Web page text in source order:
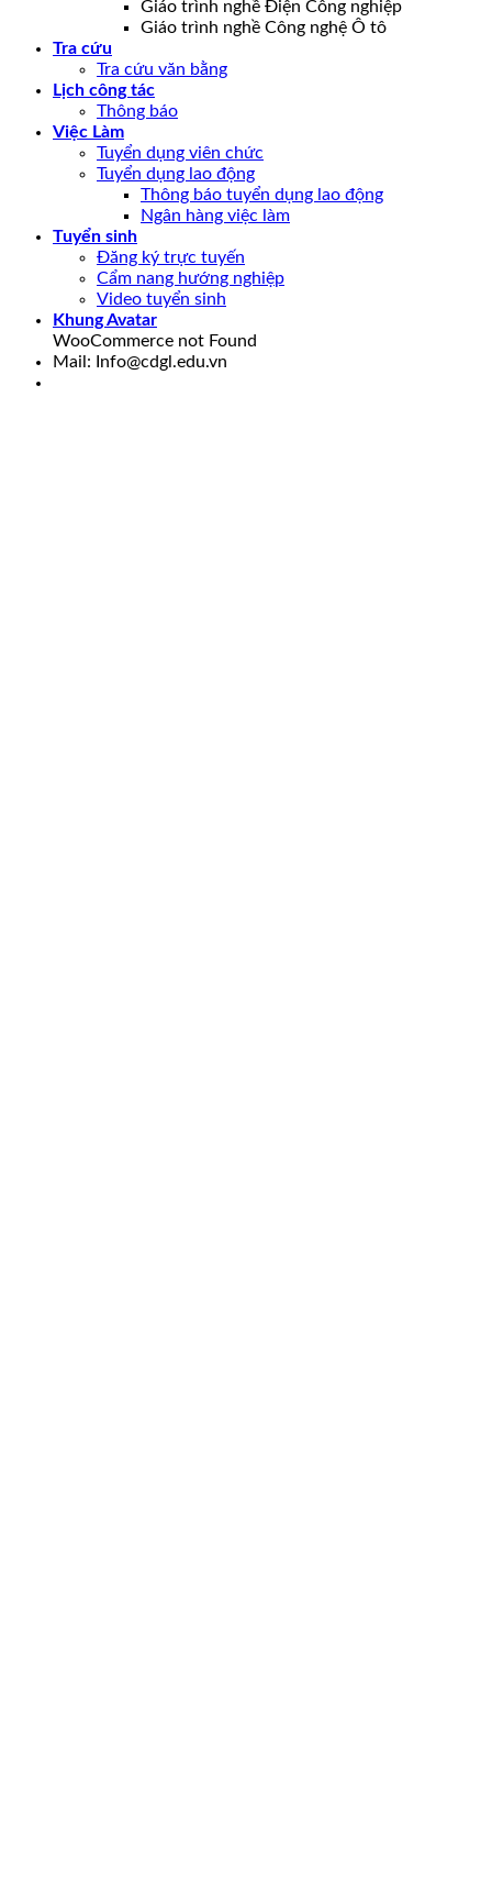
Giáo trình nghề Điện Công nghiệp
Giáo trình nghề Công nghệ Ô tô
Tra cứu
Tra cứu văn bằng
Lịch công tác
Thông báo
Việc Làm
Tuyển dụng viên chức
Tuyển dụng lao động
Thông báo tuyển dụng lao động
Ngân hàng việc làm
Tuyển sinh
Đăng ký trực tuyến
Cẩm nang hướng nghiệp
Video tuyển sinh
Khung Avatar
WooCommerce not Found
Mail: Info@cdgl.edu.vn